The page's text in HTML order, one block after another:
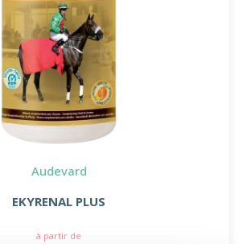
Audevard
EKYRENAL PLUS
à partir de